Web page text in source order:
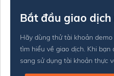
Bắt đầu giao
Hãy dùng thử tài khoản
tìm hiểu về giao dịch. Khi bạn
sang sử dụng tài khoản thực